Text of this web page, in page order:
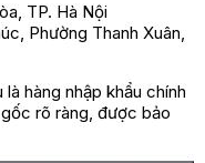
TP. Hà Nội
Phường Thanh Xuân,
hàng nhập khẩu chính
rõ ràng, được bảo